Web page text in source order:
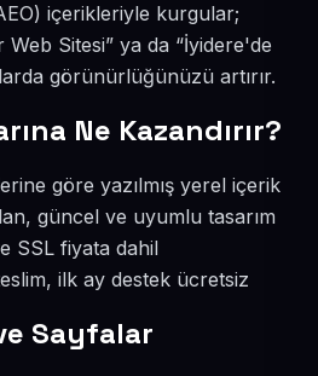
içerikleriyle kurgular;
Web Sitesi” ya da “İyidere'de
görünürlüğünüzü artırır.
Ne Kazandırır?
göre yazılmış yerel içerik
güncel ve uyumlu tasarım
SSL fiyata dahil
ilk ay destek ücretsiz
Sayfalar